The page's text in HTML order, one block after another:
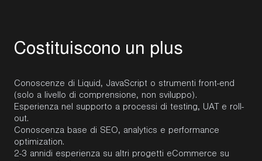
Costituiscono un plus
Conoscenze di Liquid, JavaScript o strumenti front-end
(solo a livello di comprensione, non sviluppo).
Esperienza nel supporto a processi di testing, UAT e roll-
out.
Conoscenza base di SEO, analytics e performance
optimization.
2-3 annidi esperienza su altri progetti eCommerce su